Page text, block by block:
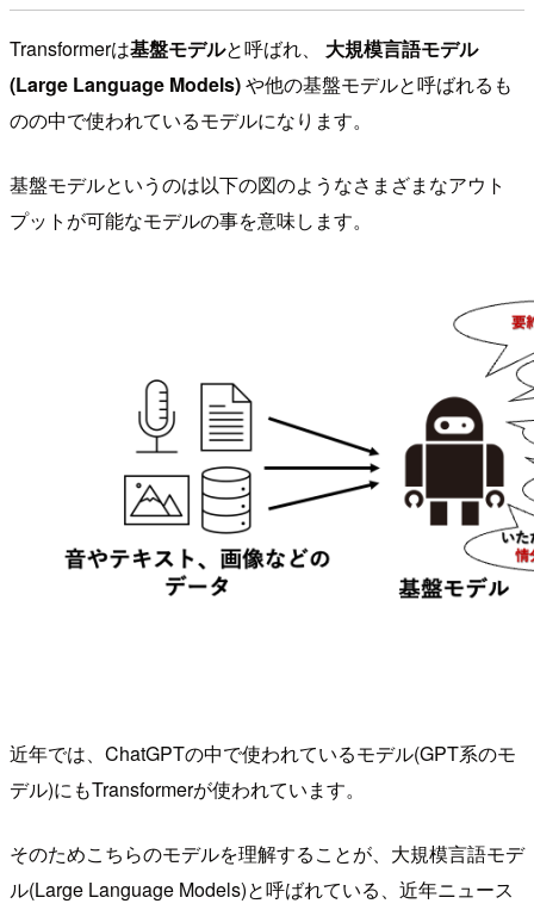
Transformerは基盤モデルと呼ばれ、 大規模言語モデル
(Large Language Models)や他の基盤モデルと呼ばれるも
のの中で使われているモデルになります。
基盤モデルというのは以下の図のようなさまざまなアウト
プットが可能なモデルの事を意味します。
近年では、ChatGPTの中で使われているモデル(GPT系のモ
デル)にもTransformerが使われています。
そのためこちらのモデルを理解することが、大規模言語モデ
ル(Large Language Models)と呼ばれている、近年ニュース